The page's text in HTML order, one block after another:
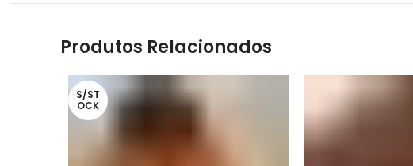
Produtos Relacionados
S/ST
OCK